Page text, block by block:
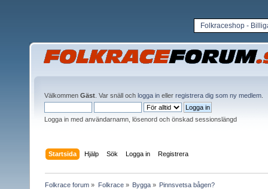
Folkraceshop -
Välkommen Gäst . Var snäll och logga in eller registrera dig som ny medlem
Logga in med användarnamn, lösenord och önskad sessionslängd
Startsida Hjälp Sök Logga in Registrera
Folkrace forum » Folkrace» Bygga» Pinnsvetsa bågen?